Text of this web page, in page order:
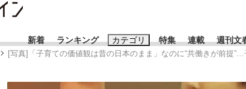
新着 ランキング カテゴリ 特集 連載 週刊文
[写真]「子育ての価値観は昔の日本のまま」なのに“共働きが前提